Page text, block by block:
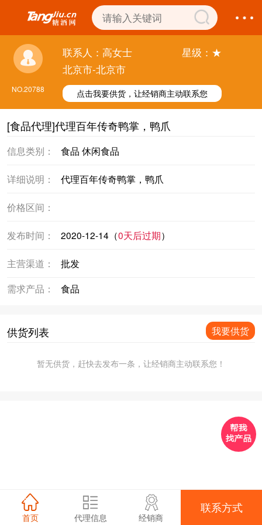
NO.20788
联系人：高女士
星级：★
北京市-北京市
点击我要供货，让经销商主动联系您
[食品代理]代理百年传奇鸭掌，鸭爪
信息类别： 食品 休闲食品
详细说明： 代理百年传奇鸭掌，鸭爪
价格区间：
发布时间： 2020-12-14（0天后过期）
主营渠道：
批发
需求产品：
食品
供货列表 我要供货
暂无供货，赶快去发布一条，让经销商主动联系您！
首页 代理信息 经销商
联系方式